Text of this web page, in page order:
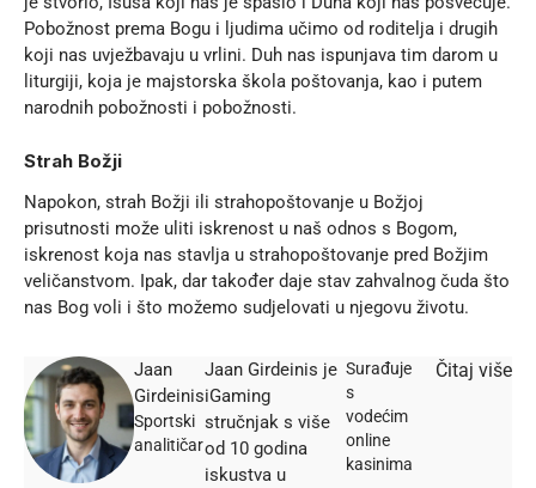
Pobožnost prema Bogu i ljudima učimo od roditelja i drugih
koji nas uvježbavaju u vrlini. Duh nas ispunjava tim darom u
liturgiji, koja je majstorska škola poštovanja, kao i putem
narodnih pobožnosti i pobožnosti.
Strah Božji
Napokon, strah Božji ili strahopoštovanje u Božjoj
prisutnosti može uliti iskrenost u naš odnos s Bogom,
iskrenost koja nas stavlja u strahopoštovanje pred Božjim
veličanstvom. Ipak, dar također daje stav zahvalnog čuda što
nas Bog voli i što možemo sudjelovati u njegovu životu.
Jaan
Girdeinis
Sportski
analitičar
Jaan Girdeinis je
iGaming
stručnjak s više
od 10 godina
iskustva u
Surađuje
s
vodećim
online
kasinima
Čitaj više